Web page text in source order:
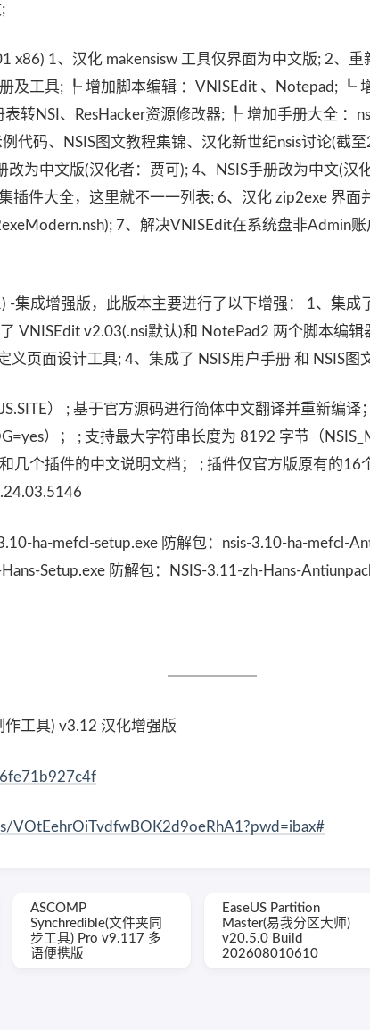
x86) 1、汉化 makensisw 工具仅界面为中文版; 2、
及工具; ┞ 增加脚本编辑 ：VNISEdit 、Notepad; ┞
转NSI、ResHacker资源修改器; ┞ 增加手册大全 ：
代码、NSIS图文教程集锦、汉化新世纪nsis讨论(截
为中文版(汉化者：贾可); 4、NSIS手册改为中文(汉
插件大全，这里就不一一列表; 6、汉化 zip2exe 界面
7、解决VNISEdit在系统盘非Admin
-集成增强版，此版本主要进行了以下增强： 1、集成
VNISEdit v2.03(.nsi默认)和 NotePad2 两个脚本编辑
义页面设计工具; 4、集成了 NSIS用户手册 和 NSIS图
） ; 基于官方源码进行简体中文翻译并重新编
）； ; 支持最大字符串长度为 8192 字节（
几个插件的中文说明文档； ; 插件仅官方版原有的16
ha-mefcl-setup.exe 防解包：nsis-3.10-ha-mefcl-
Setup.exe 防解包：NSIS-3.11-zh-Hans-
作工具) v3.12 汉化增强版
VOtEehrOiTvdfwBOK2d9oeRhA1?pwd=ibax#
ASCOMP
Synchredible(文件夹同
步工具) Pro v9.117 多
语便携版
EaseUS Partition
Master(易我分区大师)
v20.5.0 Build
202608010610